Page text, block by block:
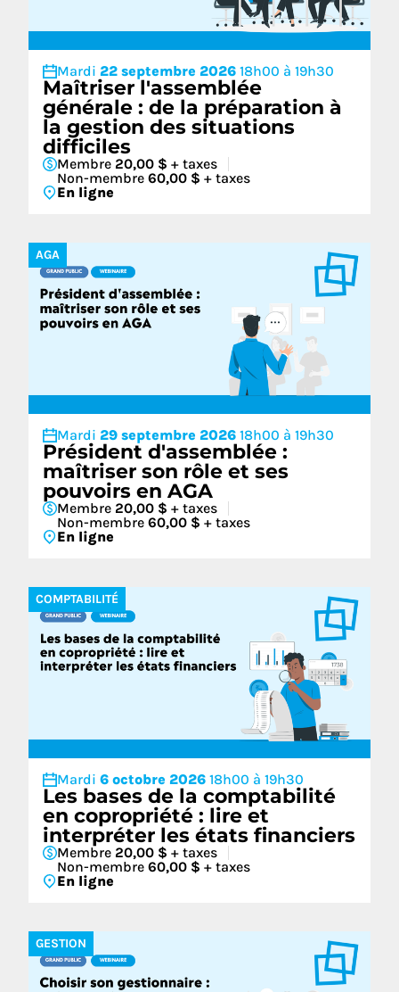
Mardi 22 septembre 2026 18h00 à 19h30
Maîtriser l'assemblée
générale : de la préparation à
la gestion des situations
difficiles
Membre 20,00 $ + taxes
Non-membre 60,00 $ + taxes
En ligne
AGA
Mardi 29 septembre 2026 18h00 à 19h30
Président d'assemblée :
maîtriser son rôle et ses
pouvoirs en AGA
Membre 20,00 $ + taxes
Non-membre 60,00 $ + taxes
En ligne
COMPTABILITÉ
Mardi 6 octobre 2026 18h00 à 19h30
Les bases de la comptabilité
en copropriété : lire et
interpréter les états financiers
Membre 20,00 $ + taxes
Non-membre 60,00 $ + taxes
En ligne
GESTION